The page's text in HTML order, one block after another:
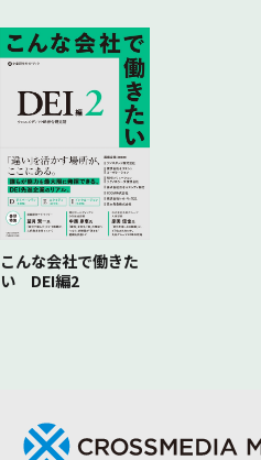
こんな会社で働きた
い DEI編2